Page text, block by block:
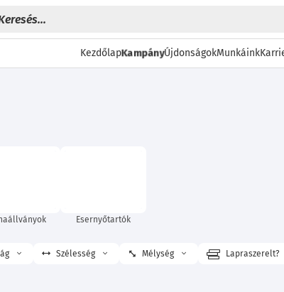
KezdőlapKampányÚjdonságokMunkáink
Esernyőtartók
Szélesség Mélység Lapraszerelt?